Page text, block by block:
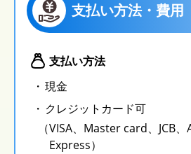
支払い方法・費用
支払い方法
現金
クレジットカード可
（VISA、Master card、JCB
Express）